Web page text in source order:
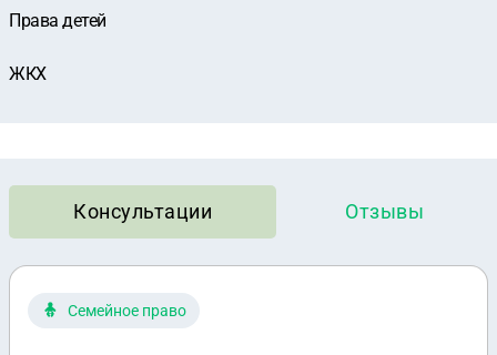
Права детей
ЖКХ
Консультации Отзывы
Семейное право